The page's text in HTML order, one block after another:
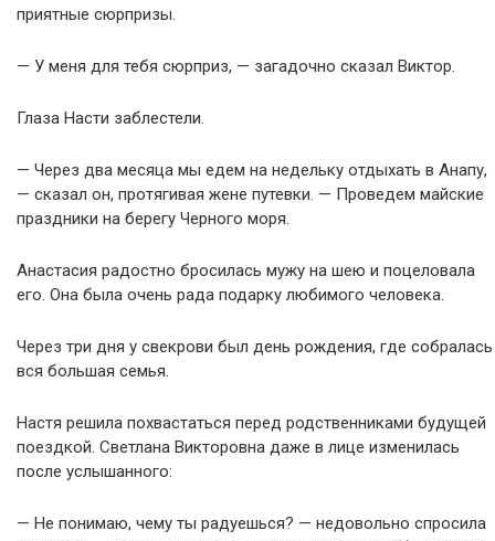
приятные сюрпризы.
— У меня для тебя сюрприз, — загадочно сказал Виктор.
Глаза Насти заблестели.
— Через два месяца мы едем на недельку отдыхать в Анапу,
— сказал он, протягивая жене путевки. — Проведем майские
праздники на берегу Черного моря.
Анастасия радостно бросилась мужу на шею и поцеловала
его. Она была очень рада подарку любимого человека.
Через три дня у свекрови был день рождения, где собралась
вся большая семья.
Настя решила похвастаться перед родственниками будущей
поездкой. Светлана Викторовна даже в лице изменилась
после услышанного:
— Не понимаю, чему ты радуешься? — недовольно спросила